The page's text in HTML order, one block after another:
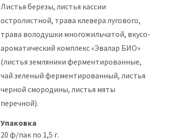
Листья березы, листья кассии
остролистной, трава клевера лугового,
трава володушки многожильчатой, вкусо-
ароматический комплекс «Эвалар БИО»
(листья земляники ферментированные,
чай зеленый ферментированный, листья
черной смородины, листья мяты
перечной).
Упаковка
20 ф/пак по 1,5 г.